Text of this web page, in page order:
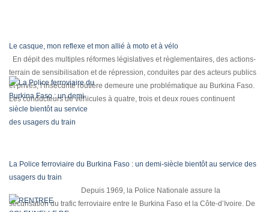
Le casque, mon reflexe et mon allié à moto et à vélo
En dépit des multiples réformes législatives et règlementaires, des actions-
terrain de sensibilisation et de répression, conduites par des acteurs publics
et privés, l’insécurité routière demeure une problématique au Burkina Faso.
Les conducteurs de véhicules à quatre, trois et deux roues continuent
La Police ferroviaire du Burkina Faso : un demi-siècle bientôt au service des
usagers du train
Depuis 1969, la Police Nationale assure la
sécurisation du trafic ferroviaire entre le Burkina Faso et la Côte-d’Ivoire. De